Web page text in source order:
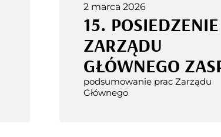
2 marca 2026
15. POSIEDZENIE
ZARZĄDU
GŁÓWNEGO
podsumowanie prac Zarządu
Głównego